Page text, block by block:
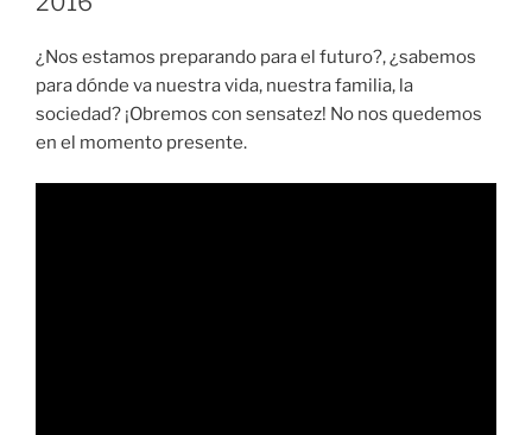
¿Nos estamos preparando para el futuro?, ¿sabemos
para dónde va nuestra vida, nuestra familia, la
sociedad? ¡Obremos con sensatez! No nos quedemos
en el momento presente.